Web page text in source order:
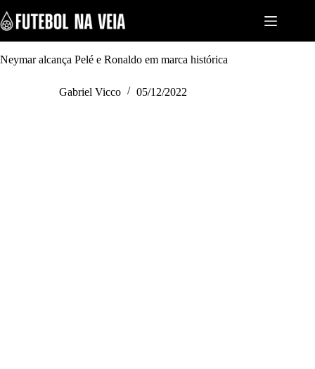
k
i
p
tNeymar alcança Pelé e Ronaldo em marca histórica
Gabriel Vicco 05/12/2022